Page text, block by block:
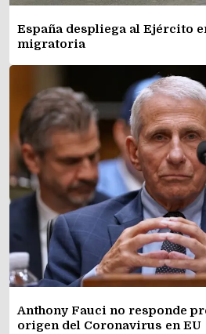
España despliega al Ejército
migratoria
Anthony Fauci no responde
origen del Coronavirus en EU